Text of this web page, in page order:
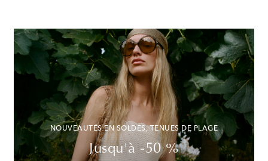
NOUVEAUTÉS EN SOLDES, TENUES DE PLAGE
Jusqu'à -50 %